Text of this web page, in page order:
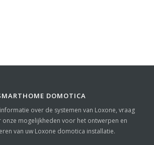
DOMOTICA
over de systemen van Loxone, vraag
mogelijkheden voor het ontwerpen en
van uw Loxone domotica installatie.